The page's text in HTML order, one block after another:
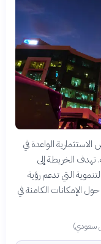
الواعدة في
الخريطة إلى
التي تدعم رؤية
حول الإمكانات الكامنة في
سعودي)